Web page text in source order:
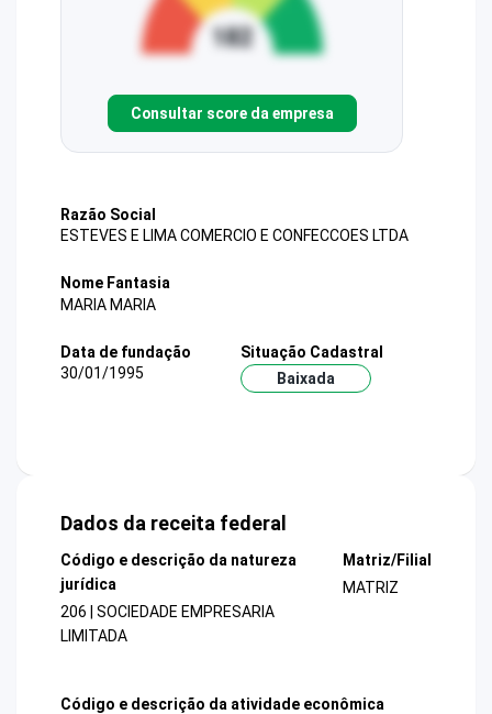
Consultar score da empresa
Razão Social
ESTEVES E LIMA COMERCIO E CONFECCOES LTDA
Nome Fantasia
MARIA MARIA
Data de fundação
30/01/1995
Situação Cadastral
Baixada
Dados da receita federal
Código e descrição da natureza
jurídica
206 | SOCIEDADE EMPRESARIA
LIMITADA
Matriz/Filial
MATRIZ
Código e descrição da atividade econômica